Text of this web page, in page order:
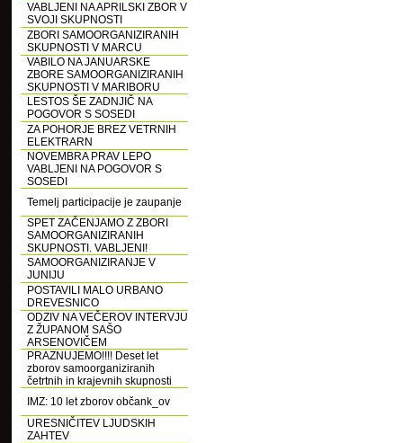
VABLJENI NA APRILSKI ZBOR V
SVOJI SKUPNOSTI
ZBORI SAMOORGANIZIRANIH
SKUPNOSTI V MARCU
VABILO NA JANUARSKE
ZBORE SAMOORGANIZIRANIH
SKUPNOSTI V MARIBORU
LESTOS ŠE ZADNJIČ NA
POGOVOR S SOSEDI
ZA POHORJE BREZ VETRNIH
ELEKTRARN
NOVEMBRA PRAV LEPO
VABLJENI NA POGOVOR S
SOSEDI
Temelj participacije je zaupanje
SPET ZAČENJAMO Z ZBORI
SAMOORGANIZIRANIH
SKUPNOSTI. VABLJENI!
SAMOORGANIZIRANJE V
JUNIJU
POSTAVILI MALO URBANO
DREVESNICO
ODZIV NA VEČEROV INTERVJU
Z ŽUPANOM SAŠO
ARSENOVIČEM
PRAZNUJEMO!!!! Deset let
zborov samoorganiziranih
četrtnih in krajevnih skupnosti
IMZ: 10 let zborov občank_ov
URESNIČITEV LJUDSKIH
ZAHTEV